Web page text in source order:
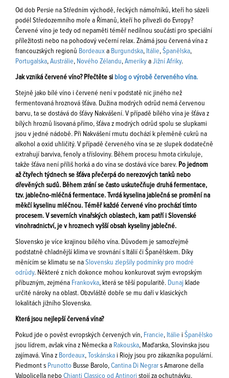
Od dob Persie na Středním východě, řeckých námořníků, kteří ho sázeli
podél Středozemního moře a Římanů, kteří ho přivezli do Evropy?
Červené víno je tedy od nepaměti téměř nedílnou součástí pro speciální
příležitosti nebo na pohodový večerní relax. Známá jsou červená vína z
francouzských regionů Bordeaux a Burgundska, Itálie, Španělska,
Portugalska, Austrálie, Nového Zélandu, Ameriky a Jižní Afriky.
Jak vzniká červené víno? Přečtěte si blog o výrobě červeného vína.
Stejně jako bílé víno i červené není v podstatě nic jiného než
fermentovaná hroznová šťáva. Dužina modrých odrůd nemá červenou
barvu, ta se dostává do šťávy Nakvášení. V případě bílého vína je šťáva z
bílých hroznů lisovaná přímo, šťáva z modrých odrůd spolu se slupkami
jsou v jedné nádobě. Při Nakvášení rmutu dochází k přeměně cukrů na
alkohol a oxid uhličitý. V případě červeného vína se ze slupek dodatečně
extrahují barviva, fenoly a třísloviny. Během procesu hmota cirkuluje,
takže šťáva není příliš horká a do vína se dostává více barev. Po jednom
až čtyřech týdnech se šťáva přečerpá do nerezových tanků nebo
dřevěných sudů. Během zrání se často uskutečňuje druhá fermentace,
tzv. jablečno-mléčná fermentace. Tvrdá kyselina jablečná se promění na
měkčí kyselinu mléčnou. Téměř každé červené víno prochází tímto
procesem. V severních vinařských oblastech, kam patří i Slovenské
vinohradnictví, je v hroznech vyšší obsah kyseliny jablečné.
Slovensko je více krajinou bílého vína. Důvodem je samozřejmě
podstatně chladnější klima ve srovnání s Itálií či Španělskem. Díky
měnícím se klimatu se na Slovensku zlepšily podmínky pro modré
odrůdy. Některé z nich dokonce mohou konkurovat svým evropským
příbuzným, zejména Frankovka, která se těší popularitě. Dunaj klade
určité nároky na oblast. Obzvláště dobře se mu daří v klasických
lokalitách jižního Slovenska.
Která jsou nejlepší červená vína?
Pokud jde o pověst evropských červených vín, Francie, Itálie i Španělsko
jsou lídrem, avšak vína z Německa a Rakouska, Maďarska, Slovinska jsou
zajímavá. Vína z Bordeaux, Toskánska i Riojy jsou pro zákazníka populární.
Piedmont s Prunotto Busse Barolo, Cantina Di Negrar s Amarone della
Valpolicella nebo Chianti Classico od Antinori stojí za ochutnávku,